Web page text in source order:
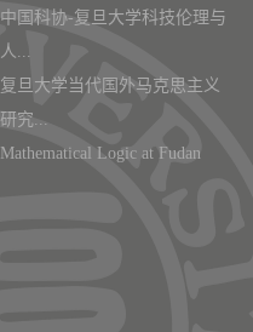
中国科协-复旦大学科技伦理与
人...
复旦大学当代国外马克思主义
研究...
Mathematical Logic at Fudan